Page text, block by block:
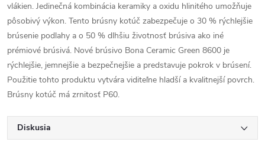
vlákien. Jedinečná kombinácia keramiky a oxidu hlinitého umožňuje
pôsobivý výkon. Tento brúsny kotúč zabezpečuje o 30 % rýchlejšie
brúsenie podlahy a o 50 % dlhšiu životnosť brúsiva ako iné
prémiové brúsivá. Nové brúsivo Bona Ceramic Green 8600 je
rýchlejšie, jemnejšie a bezpečnejšie a predstavuje pokrok v brúsení.
Použitie tohto produktu vytvára viditeľne hladší a kvalitnejší povrch.
Brúsny kotúč má zrnitosť P60.
Diskusia